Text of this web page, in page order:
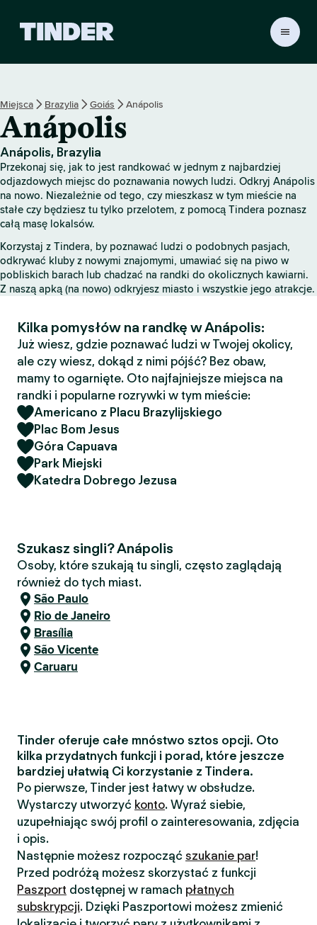
r
S
t
o
n
a
g
w
n
a
Miejsca Brazylia Goiás Anápolis
Anápolis
Anápolis, Brazylia
Przekonaj się, jak to jest randkować w jednym z najbardziej
odjazdowych miejsc do poznawania nowych ludzi. Odkryj Anápolis
na nowo. Niezależnie od tego, czy mieszkasz w tym mieście na
stałe czy będziesz tu tylko przelotem, z pomocą Tindera poznasz
całą masę lokalsów.
Korzystaj z Tindera, by poznawać ludzi o podobnych pasjach,
odkrywać kluby z nowymi znajomymi, umawiać się na piwo w
pobliskich barach lub chadzać na randki do okolicznych kawiarni.
Z naszą apką (na nowo) odkryjesz miasto i wszystkie jego atrakcje.
Kilka pomysłów na randkę w Anápolis:
Już wiesz, gdzie poznawać ludzi w Twojej okolicy,
ale czy wiesz, dokąd z nimi pójść? Bez obaw,
mamy to ogarnięte. Oto najfajniejsze miejsca na
randki i popularne rozrywki w tym mieście:
Americano z Placu Brazylijskiego
Plac Bom Jesus
Góra Capuava
Park Miejski
Katedra Dobrego Jezusa
Szukasz singli? Anápolis
Osoby, które szukają tu singli, często zaglądają
również do tych miast.
São Paulo
Rio de Janeiro
Brasília
São Vicente
Caruaru
Tinder oferuje całe mnóstwo sztos opcji. Oto
kilka przydatnych funkcji i porad, które jeszcze
bardziej ułatwią Ci korzystanie z Tindera.
Po pierwsze, Tinder jest łatwy w obsłudze.
Wystarczy utworzyć konto. Wyraź siebie,
uzupełniając swój profil o zainteresowania, zdjęcia
i opis.
Następnie możesz rozpocząć szukanie par!
Przed podróżą możesz skorzystać z funkcji
Paszport dostępnej w ramach płatnych
subskrypcji. Dzięki Paszportowi możesz zmienić